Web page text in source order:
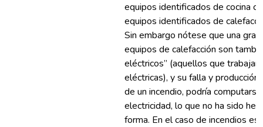
equipos identificados de cocina
equipos identificados de
Sin embargo nótese que una
equipos de calefacción son
eléctricos” (aquellos que
eléctricas), y su falla y producción
de un incendio, podría
electricidad, lo que no ha sido
forma. En el caso de incendios